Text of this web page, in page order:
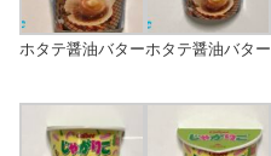
ホタテ醤油バターホタテ醤油バター